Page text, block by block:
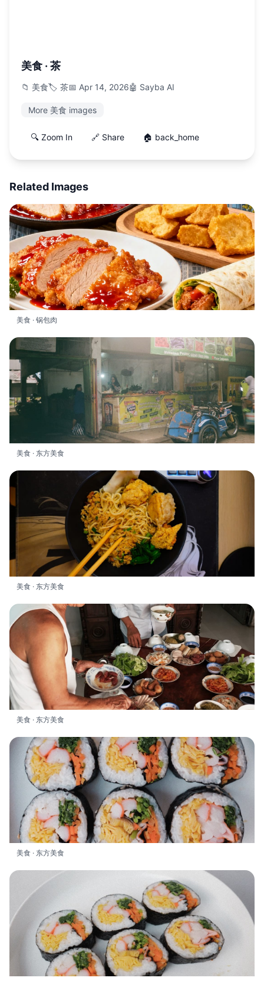
美食 · 茶
📁 美食🏷️ 茶📅 Apr 14, 2026🤖 Sayba AI
More 美食 images
🔍 Zoom In 🔗 Share 🏠 back_home
Related Images
美食 · 锅包肉
美食 · 东方美食
美食 · 东方美食
美食 · 东方美食
美食 · 东方美食